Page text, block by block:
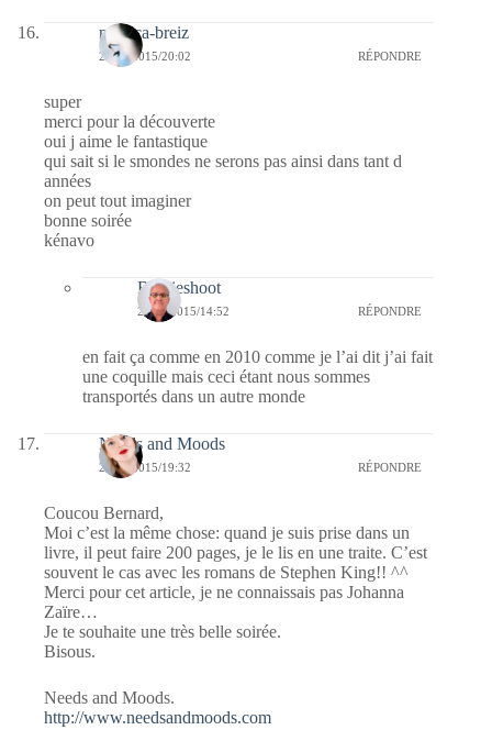
monica-breiz
21/01/2015/20:02 RÉPONDRE
super
merci pour la découverte
oui j aime le fantastique
qui sait si le smondes ne serons pas ainsi dans tant d
années
on peut tout imaginer
bonne soirée
kénavo
Bernieshoot
22/01/2015/14:52 RÉPONDRE
en fait ça comme en 2010 comme je l’ai dit j’ai fait
une coquille mais ceci étant nous sommes
transportés dans un autre monde
Needs and Moods
21/01/2015/19:32 RÉPONDRE
Coucou Bernard,
Moi c’est la même chose: quand je suis prise dans un
livre, il peut faire 200 pages, je le lis en une traite. C’est
souvent le cas avec les romans de Stephen King!! ^^
Merci pour cet article, je ne connaissais pas Johanna
Zaïre…
Je te souhaite une très belle soirée.
Bisous.
Needs and Moods.
http://www.needsandmoods.com